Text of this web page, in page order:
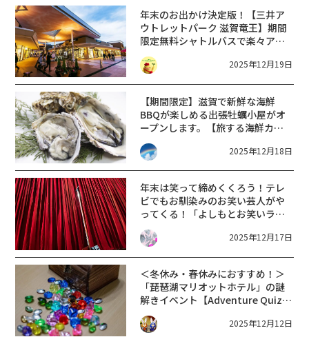
年末のお出かけ決定版！【三井ア
ウトレットパーク 滋賀竜王】期間
限定無料シャトルバスで楽々アク
セス☆愛犬と絶景写真が撮れるス
ポットも誕生！
2025年12月19日
【期間限定】滋賀で新鮮な海鮮
BBQが楽しめる出張牡蠣小屋がオ
ープンします。【旅する海鮮カキ
小屋カキダオレ彦根店】
2025年12月18日
年末は笑って締めくくろう！テレ
ビでもお馴染みのお笑い芸人がや
ってくる！「よしもとお笑いライ
ブ」開催【12月30日/草津市】
2025年12月17日
＜冬休み・春休みにおすすめ！＞
「琵琶湖マリオットホテル」の謎
解きイベント【Adventure Quiz
Rally 2025 “Episode3″】12/12〜
4/12開催♪謎を解いて、豪華景品
2025年12月12日